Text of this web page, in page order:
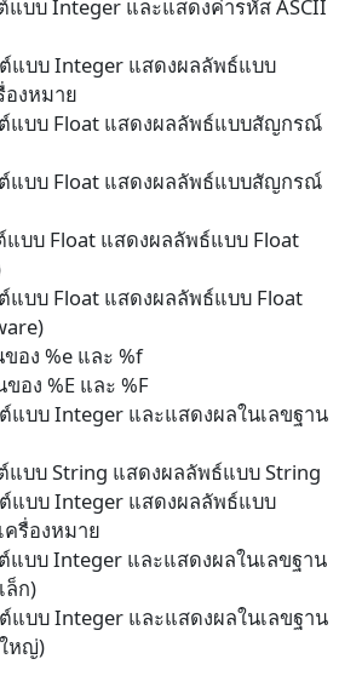
แบบ Integer และแสดงค่ารหัส ASCII
แบบ Integer แสดงผลลัพธ์แบบ
งหมาย
ต์แบบ Float แสดงผลลัพธ์แบบสัญกรณ์
ต์แบบ Float แสดงผลลัพธ์แบบสัญกรณ์
แบบ Float แสดงผลลัพธ์แบบ Float
แบบ Float แสดงผลลัพธ์แบบ Float
อง %e และ %f
อง %E และ %F
แบบ Integer และแสดงผลในเลขฐาน
แบบ String แสดงผลลัพธ์แบบ String
แบบ Integer แสดงผลลัพธ์แบบ
รื่องหมาย
แบบ Integer และแสดงผลในเลขฐาน
ล็ก)
แบบ Integer และแสดงผลในเลขฐาน
หญ่)